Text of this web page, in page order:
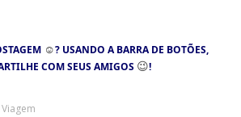
☺? USANDO A BARRA DE BOTÕES,
COM SEUS AMIGOS 😉!
Viagem